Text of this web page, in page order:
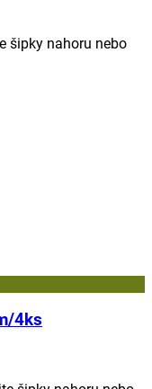
šipky nahoru nebo
4ks